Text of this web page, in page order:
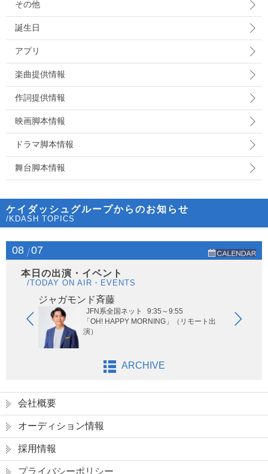
その他
誕生日
アプリ
楽曲提供情報
作詞提供情報
映画脚本情報
ドラマ脚本情報
舞台脚本情報
ケイダッシュグループからのお知らせ
/KDASH TOPICS
08 07
本日の出演・イベント
/TODAY ON AIR・EVENTS
ジャガモンド斉藤
JFN系全国ネット
9:35～9:55
「OH! HAPPY MORNING」（リモート出
演）
ARCHIVE
会社概要
オーディション情報
採用情報
プライバシーポリシー